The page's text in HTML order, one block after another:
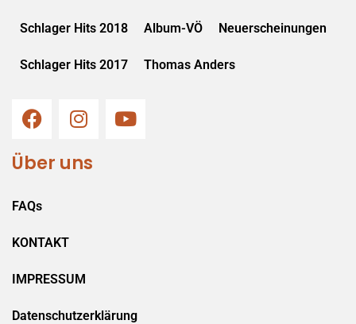
Schlager Hits 2018 Album-VÖ Neuerscheinungen
Schlager Hits 2017 Thomas Anders
Über uns
FAQs
KONTAKT
IMPRESSUM
Datenschutzerklärung